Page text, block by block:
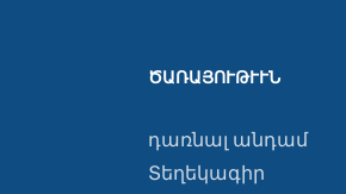
ԾԱՌԱՅՈՒԹՒՒՆ
դառնալ անդամ
Տեղեկագիր